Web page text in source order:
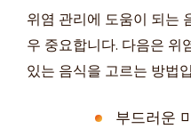
위염 관리에 도움이 되는
우 중요합니다. 다음은 위
있는 음식을 고르는 방법
부드러운